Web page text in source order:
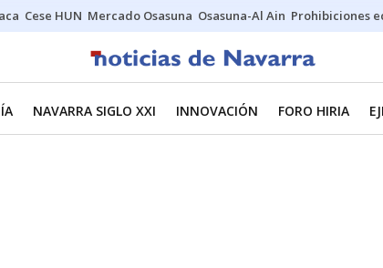
Cese HUN Mercado Osasuna Osasuna-Al Ain Prohibiciones
NAVARRA SIGLO XXI INNOVACIÓN FORO HIRIA